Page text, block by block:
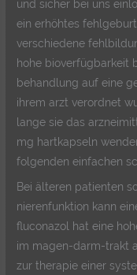
und sicher bei uns
ein erhöhtes
verschiedene
hohe bioverfügbarkeit
behandlung auf eine
ihrem arzt verordnet
lange sie das
mg hartkapseln
folgenden einfachen
Bei älteren patienten
nierenfunktion kann
fluconazol hat eine
im magen-darm-trakt
zur therapie einer